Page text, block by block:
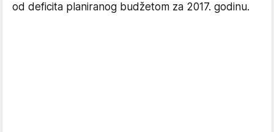
od deficita planiranog budžetom za 2017. godinu.